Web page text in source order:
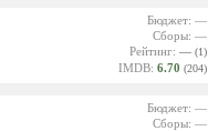
Бюджет: —
Сборы: —
Рейтинг: — (1)
IMDB: 6.70 (204)
Бюджет: —
Сборы: —